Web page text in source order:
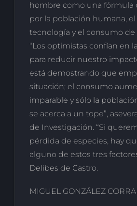
hombre como una fórmula
por la población humana, el
tecnología y el consumo de
“Los optimistas confían en
para reducir nuestro
está demostrando que
situación; el consumo
imparable y sólo la
se acerca a un tope”,
de Investigación. “Si
pérdida de especies, hay
alguno de estos tres
Delibes de Castro.
MIGUEL GONZÁLEZ